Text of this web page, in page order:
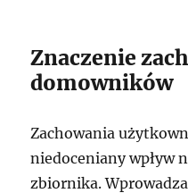
Znaczenie
domowników
Zachowania
niedoceniany wpływ
zbiornika.